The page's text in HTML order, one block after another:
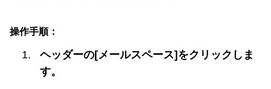
操作手順：
ヘッダーの[メールスペース]をクリックしま
す。